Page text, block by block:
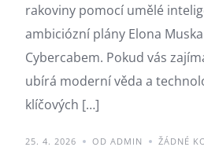
rakoviny pomocí umělé
ambiciózní plány Elona
Cybercabem. Pokud vás
ubírá moderní věda a
klíčových […]
25. 4. 2026 OD ADMIN ŽÁDNÉ